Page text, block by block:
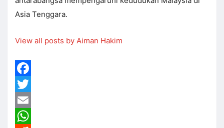
Asia Tenggara.
View all posts by Aiman Hakim
Facebook
Twitter
Email